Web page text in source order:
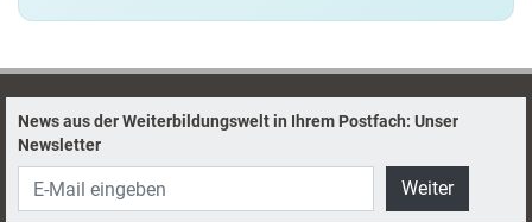
News aus der Weiterbildungswelt in Ihrem Postfach: Unser
Newsletter
Weiter